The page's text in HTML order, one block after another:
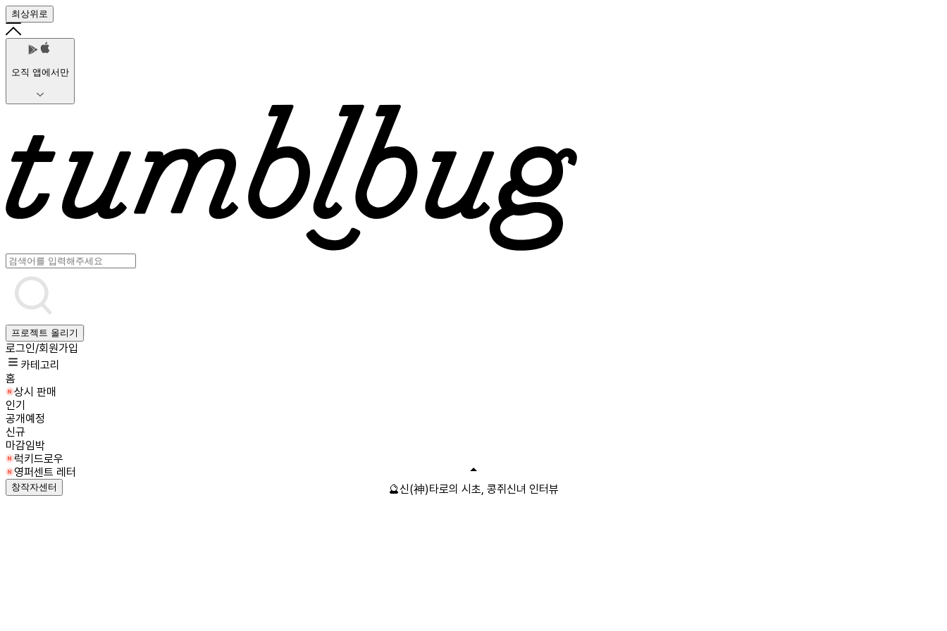
최상위로
오직 앱에서만
프로젝트 올리기
로그인/회원가입
카테고리
홈
상시 판매
인기
공개예정
신규
마감임박
럭키드로우
영퍼센트 레터
창작자센터 🔮신(神)타로의 시초, 콩쥐신녀 인터뷰